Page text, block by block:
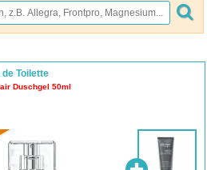
de Toilette
Duschgel 50ml